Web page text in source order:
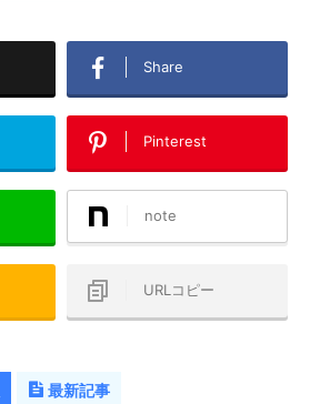
Share
Pinterest
note
URLコピー
最新記事